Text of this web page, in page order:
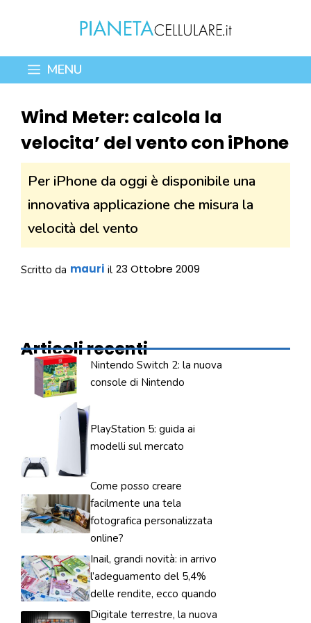
contenuto
MENU
Wind Meter: calcola la
velocita’ del vento con iPhone
Per iPhone da oggi è disponibile una
innovativa applicazione che misura la
velocità del vento
Scritto da mauri il 23 Ottobre 2009
Articoli recenti
Nintendo Switch 2: la nuova
console di Nintendo
PlayStation 5: guida ai
modelli sul mercato
Come posso creare
facilmente una tela
fotografica personalizzata
online?
Inail, grandi novità: in arrivo
l’adeguamento del 5,4%
delle rendite, ecco quando
Digitale terrestre, la nuova